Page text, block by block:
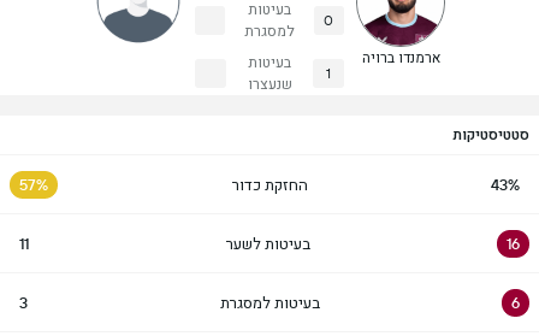
ארמנדו ברויה
0
בעיטות
למסגרת
1
בעיטות
שנעצרו
סטטיסטיקות
43% החזקת כדור 57%
16 בעיטות לשער 11
6 בעיטות למסגרת 3